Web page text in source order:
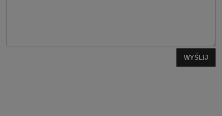
WYŚLIJ